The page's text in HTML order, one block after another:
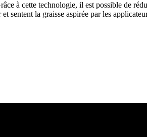
à cette technologie, il est possible de
sentent la graisse aspirée par les